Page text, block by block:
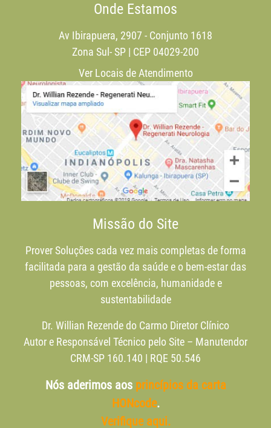
Onde Estamos
Av Ibirapuera, 2907 - Conjunto 1618
Zona Sul- SP | CEP 04029-200
Ver Locais de Atendimento
Missão do Site
Prover Soluções cada vez mais completas de forma
facilitada para a gestão da saúde e o bem-estar das
pessoas, com excelência, humanidade e
sustentabilidade
Dr. Willian Rezende do Carmo Diretor Clínico
Autor e Responsável Técnico pelo Site – Manutendor
CRM-SP 160.140 | RQE 50.546
Nós aderimos aos princípios da carta
HONcode.
Verifique aqui.